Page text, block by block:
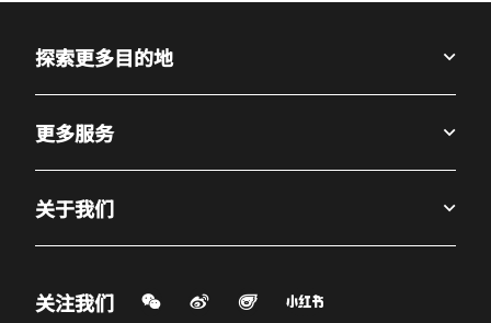
探索更多目的地
更多服务
关于我们
关注我们 微信扫一扫
微博
打开新窗口
飞猪
打开新窗口打开新窗口